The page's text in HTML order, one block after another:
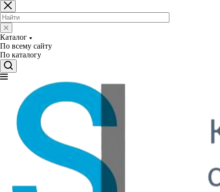
Каталог
По всему сайту
По каталогу